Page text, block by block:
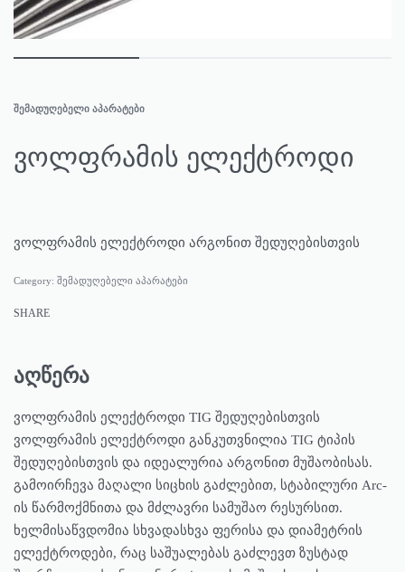
ᲨᲔᲛᲐᲓᲣᲦᲔᲑᲔᲚᲘ ᲐᲞᲐᲠᲐᲢᲔᲑᲘ
ვოლფრამის ელექტროდი
ვოლფრამის ელექტროდი არგონით შედუღებისთვის
Category: შემადუღებელი აპარატები
SHARE
აღწერა
ვოლფრამის ელექტროდი TIG შედუღებისთვის
ვოლფრამის ელექტროდი განკუთვნილია TIG ტიპის
შედუღებისთვის და იდეალურია არგონით მუშაობისას.
გამოირჩევა მაღალი სიცხის გაძლებით, სტაბილური Arc-
ის წარმოქმნითა და მძლავრი სამუშაო რესურსით.
ხელმისაწვდომია სხვადასხვა ფერისა და დიამეტრის
ელექტროდები, რაც საშუალებას გაძლევთ ზუსტად